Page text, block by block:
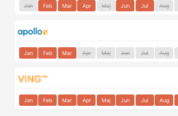
Jan Feb Mar Apr Maj Jun Jul Aug
Jan Feb Mar Apr Maj Jun Jul Aug
Jan Feb Mar Apr Maj Jun Jul Aug